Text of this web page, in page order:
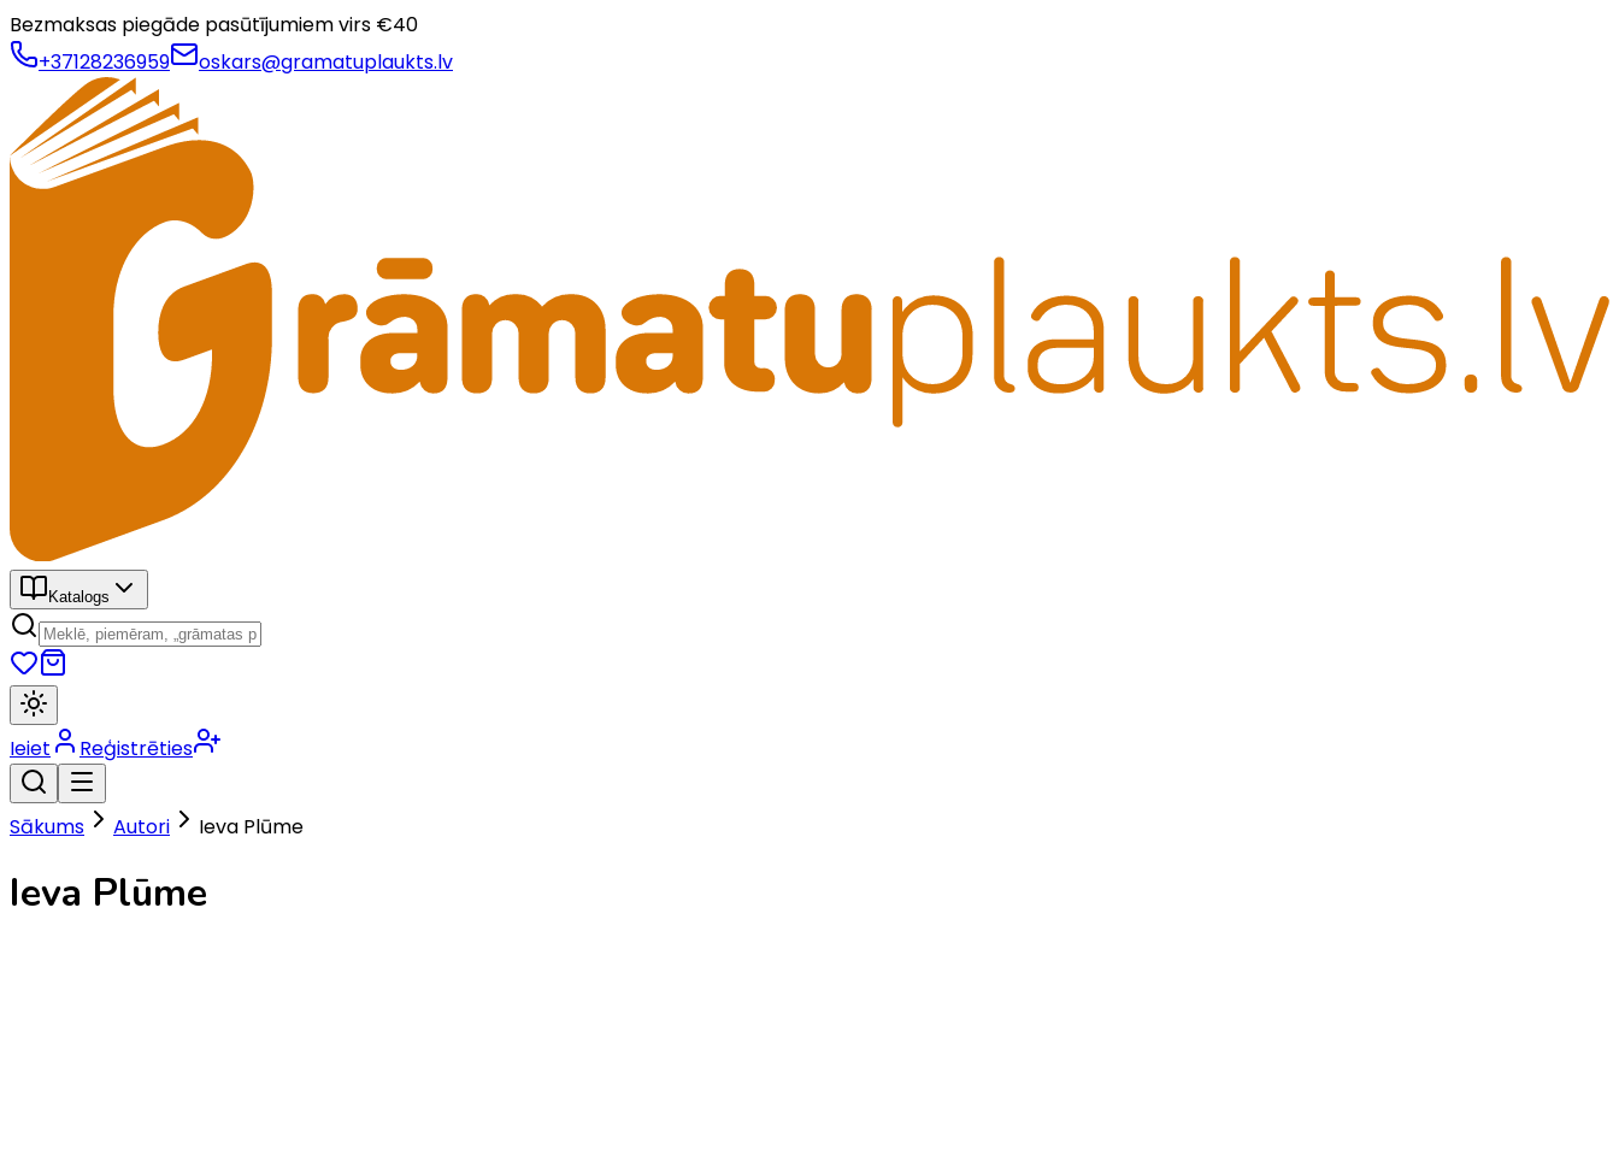
Bezmaksas piegāde pasūtījumiem virs €40
+37128236959
oskars@gramatuplaukts.lv
Katalogs
Ieiet Reģistrēties
Sākums Autori Ieva Plūme
Ieva Plūme